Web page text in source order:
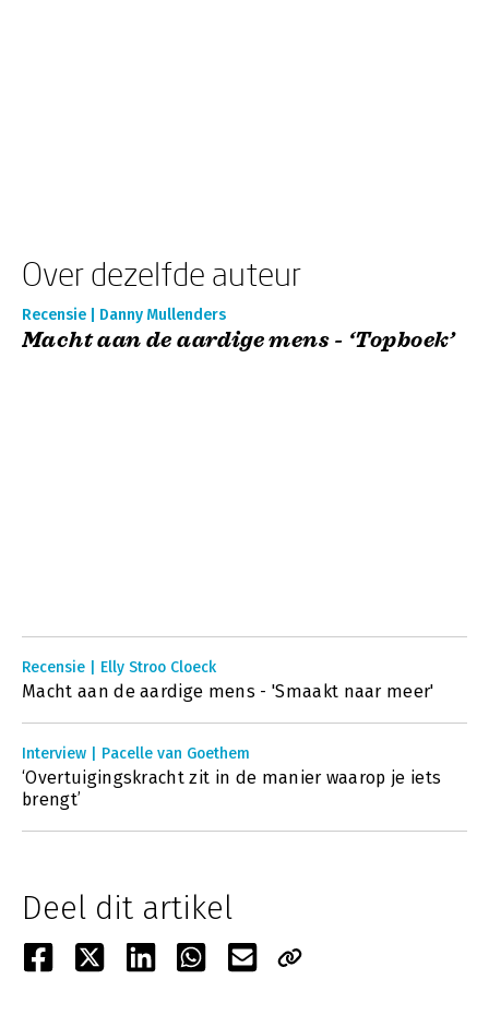
Over dezelfde auteur
Recensie | Danny Mullenders
Macht aan de aardige mens - ‘Topboek’
Recensie | Elly Stroo Cloeck
Macht aan de aardige mens - 'Smaakt naar meer'
Interview | Pacelle van Goethem
‘Overtuigingskracht zit in de manier waarop je iets
brengt’
Deel dit artikel